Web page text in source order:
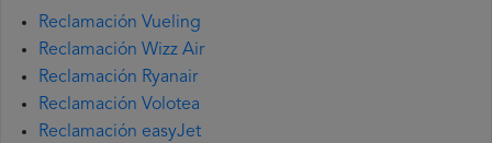
Reclamación Vueling
Reclamación Wizz Air
Reclamación Ryanair
Reclamación Volotea
Reclamación easyJet